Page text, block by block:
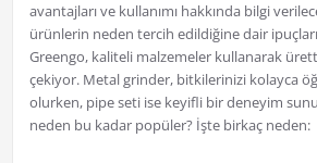
avantajları ve kullanımı hakkında bilgi
ürünlerin neden tercih edildiğine dair
Greengo, kaliteli malzemeler kullanarak
çekiyor. Metal grinder, bitkilerinizi kolayca
olurken, pipe seti ise keyifli bir deneyim
neden bu kadar popüler? İşte birkaç neden: